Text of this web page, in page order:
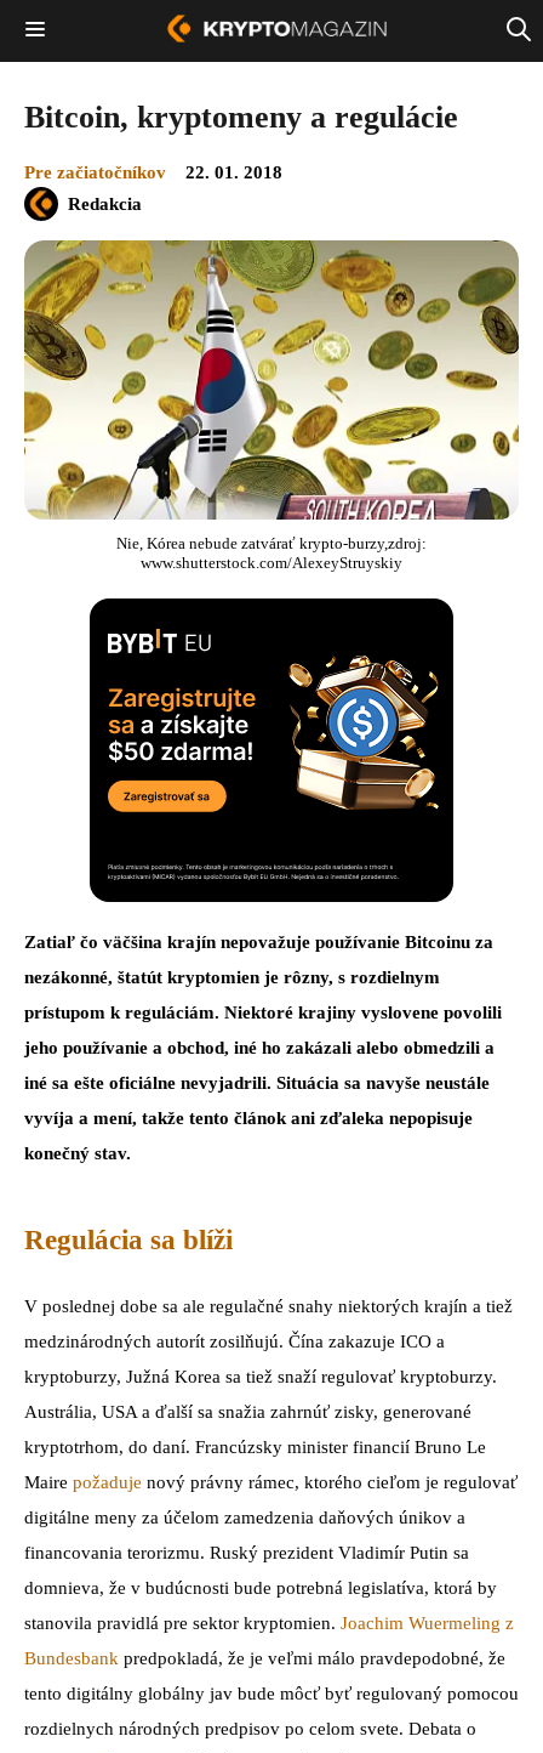
Bitcoin, kryptomeny a regulácie
Pre začiatočníkov
22. 01. 2018
Redakcia
Nie, Kórea nebude zatvárať krypto-burzy,zdroj:
www.shutterstock.com/AlexeyStruyskiy
Zatiaľ čo väčšina krajín nepovažuje používanie Bitcoinu za
nezákonné, štatút kryptomien je rôzny, s rozdielnym
prístupom k reguláciám. Niektoré krajiny vyslovene povolili
jeho používanie a obchod, iné ho zakázali alebo obmedzili a
iné sa ešte oficiálne nevyjadrili. Situácia sa navyše neustále
vyvíja a mení, takže tento článok ani zďaleka nepopisuje
konečný stav.
Regulácia sa blíži
V poslednej dobe sa ale regulačné snahy niektorých krajín a tiež
medzinárodných autorít zosilňujú. Čína zakazuje ICO a
kryptoburzy, Južná Korea sa tiež snaží regulovať kryptoburzy.
Austrália, USA a ďalší sa snažia zahrnúť zisky, generované
kryptotrhom, do daní. Francúzsky minister financií Bruno Le
Maire požaduje nový právny rámec, ktorého cieľom je regulovať
digitálne meny za účelom zamedzenia daňových únikov a
financovania terorizmu. Ruský prezident Vladimír Putin sa
domnieva, že v budúcnosti bude potrebná legislatíva, ktorá by
stanovila pravidlá pre sektor kryptomien. Joachim Wuermeling z
Bundesbank predpokladá, že je veľmi málo pravdepodobné, že
tento digitálny globálny jav bude môcť byť regulovaný pomocou
rozdielnych národných predpisov po celom svete. Debata o